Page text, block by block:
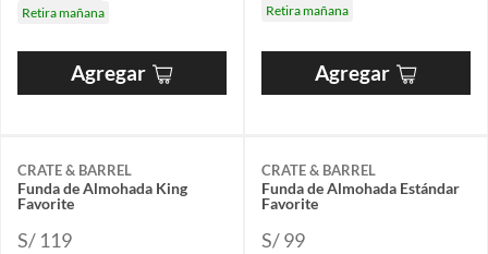
Retira mañana
Agregar
Retira mañana
Agregar
CRATE & BARREL
Funda de Almohada King
Favorite
S/ 119
CRATE & BARREL
Funda de Almohada Estándar
Favorite
S/ 99